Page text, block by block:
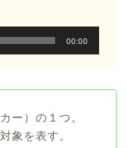
00:00
ー）の１つ。
象を表す。